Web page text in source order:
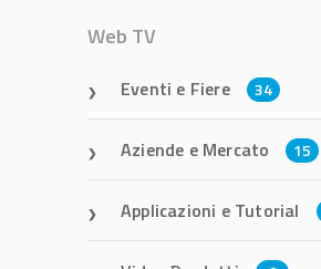
Web TV
Eventi e Fiere 34
Aziende e Mercato 15
Applicazioni e Tutorial